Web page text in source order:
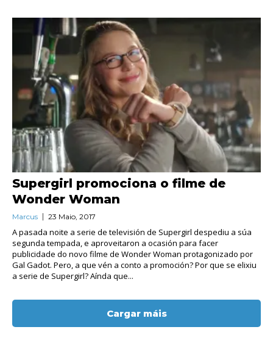
Supergirl promociona o filme de
Wonder Woman
Marcus 23 Maio, 2017
A pasada noite a serie de televisión de Supergirl despediu a súa
segunda tempada, e aproveitaron a ocasión para facer
publicidade do novo filme de Wonder Woman protagonizado por
Gal Gadot. Pero, a que vén a conto a promoción? Por que se elixiu
a serie de Supergirl? Aínda que...
Cargar máis